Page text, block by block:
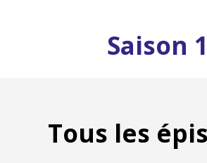
Saison 1
Tous les